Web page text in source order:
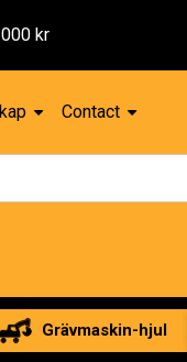
Contact
Grävmaskin-hjul